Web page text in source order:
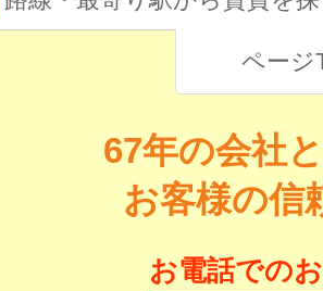
ページ
67年の会社
お客様の信
お電話での